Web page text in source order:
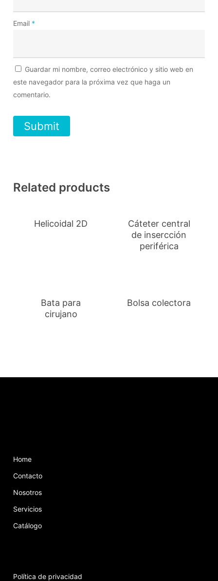
Email *
Guardar mi nombre, correo electrónico y sitio web en
este navegador para la próxima vez que haga un
comentario.
Related products
Helicoidal 2D
Cáteter central
de insercción
periférica
Bata para
cirujano
Bolsa colectora
Home
Contacto
Nosotros
Servicios
Catálogo
Política de privacidad